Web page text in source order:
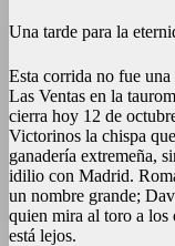
Una tarde para la
Esta corrida no fue una
Las Ventas en la
cierra hoy 12 de
Victorinos la chispa
ganadería extremeña,
idilio con Madrid.
un nombre grande;
quien mira al toro a los
está lejos.